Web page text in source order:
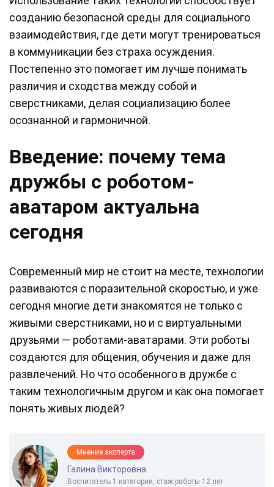
созданию безопасной среды для социального
взаимодействия, где дети могут тренироваться
в коммуникации без страха осуждения.
Постепенно это помогает им лучше понимать
различия и сходства между собой и
сверстниками, делая социализацию более
осознанной и гармоничной.
Введение: почему тема
дружбы с роботом-
аватаром актуальна
сегодня
Современный мир не стоит на месте, технологии
развиваются с поразительной скоростью, и уже
сегодня многие дети знакомятся не только с
живыми сверстниками, но и с виртуальными
друзьями — роботами-аватарами. Эти роботы
создаются для общения, обучения и даже для
развлечений. Но что особенного в дружбе с
таким технологичным другом и как она помогает
понять живых людей?
Мнение эксперта
Галина Викторовна
Воспитатель 1 категории, стаж работы 12 лет